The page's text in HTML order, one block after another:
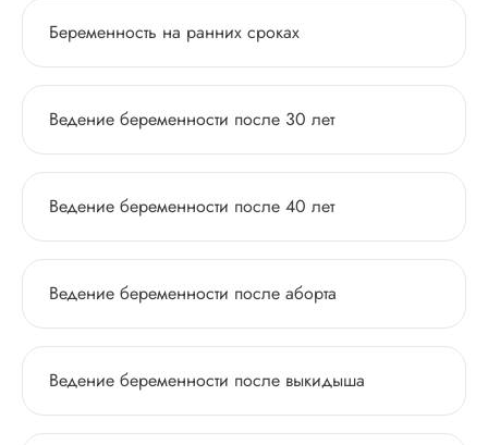
Беременность на ранних сроках
Ведение беременности после 30 лет
Ведение беременности после 40 лет
Ведение беременности после аборта
Ведение беременности после выкидыша